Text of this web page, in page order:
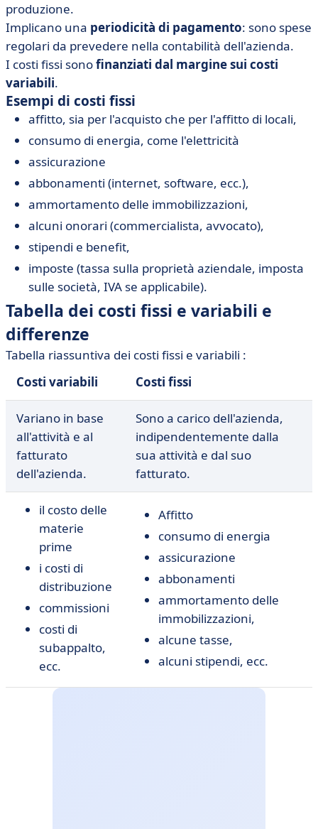
produzione.
Implicano una periodicità di pagamento: sono spese
regolari da prevedere nella contabilità dell'azienda.
I costi fissi sonofinanziati dal margine sui costi
variabili.
Esempi di costi fissi
affitto, sia per l'acquisto che per l'affitto di locali,
consumo di energia, come l'elettricità
assicurazione
abbonamenti (internet, software, ecc.),
ammortamento delle immobilizzazioni,
alcuni onorari (commercialista, avvocato),
stipendi e benefit,
imposte (tassa sulla proprietà aziendale, imposta
sulle società, IVA se applicabile).
Tabella dei costi fissi e variabili e
differenze
Tabella riassuntiva dei costi fissi e variabili :
Costi variabili
Costi fissi
Variano in base
all'attività e al
fatturato
dell'azienda.
Sono a carico dell'azienda,
indipendentemente dalla
sua attività e dal suo
fatturato.
il costo delle
materie
prime
i costi di
distribuzione
commissioni
costi di
subappalto,
ecc.
Affitto
consumo di energia
assicurazione
abbonamenti
ammortamento delle
immobilizzazioni,
alcune tasse,
alcuni stipendi, ecc.